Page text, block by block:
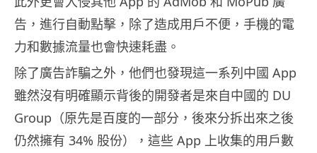
告，進行自動點擊，除了造成用戶不便，手機的電
力和數據流量也會快速耗盡。
除了廣告詐騙之外，他們也發現這一系列中國 App
雖然沒有明確顯示背後的開發者是來自中國的 DU
Group（原先是百度的一部分，後來分拆出來之後
仍然擁有 34% 股份），這些 App 上收集的用戶數